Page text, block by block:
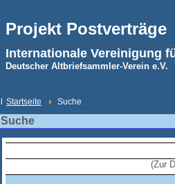
Projekt Postverträge
Internationale Vereinigung
Deutscher Altbriefsammler-Verein e.V.
Startseite Suche
Suche
(Zur